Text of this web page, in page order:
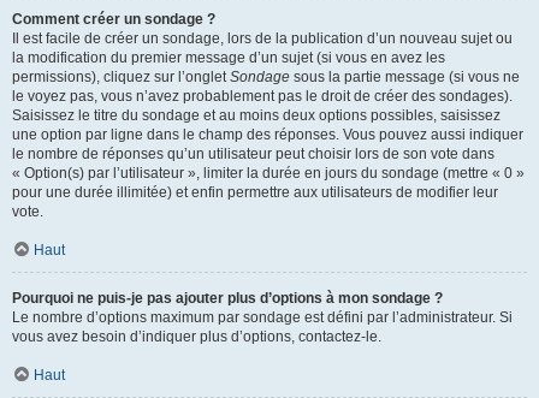
Comment créer un sondage ?
Il est facile de créer un sondage, lors de la publication d’un nouveau sujet ou
la modification du premier message d’un sujet (si vous en avez les
permissions), cliquez sur l’ongletSondage sous la partie message (si vous ne
le voyez pas, vous n’avez probablement pas le droit de créer des sondages).
Saisissez le titre du sondage et au moins deux options possibles, saisissez
une option par ligne dans le champ des réponses. Vous pouvez aussi indiquer
le nombre de réponses qu’un utilisateur peut choisir lors de son vote dans
« Option(s) par l’utilisateur », limiter la durée en jours du sondage (mettre « 0 »
pour une durée illimitée) et enfin permettre aux utilisateurs de modifier leur
vote.
Haut
Pourquoi ne puis-je pas ajouter plus d’options à mon sondage ?
Le nombre d’options maximum par sondage est défini par l’administrateur. Si
vous avez besoin d’indiquer plus d’options, contactez-le.
Haut